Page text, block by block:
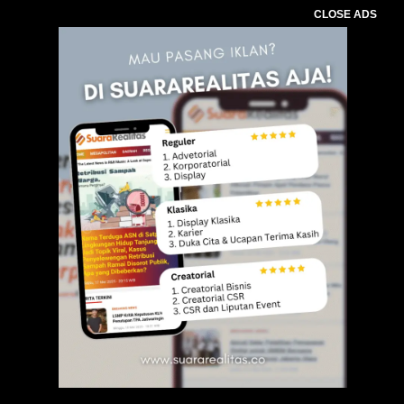
CLOSE ADS